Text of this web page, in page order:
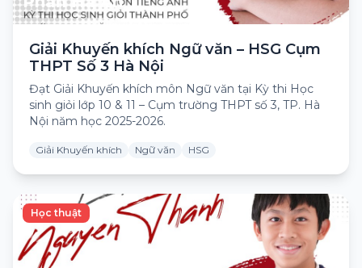
Giải Khuyến khích Ngữ văn – HSG Cụm
THPT Số 3 Hà Nội
Đạt Giải Khuyến khích môn Ngữ văn tại Kỳ thi Học
sinh giỏi lớp 10 & 11 – Cụm trường THPT số 3, TP. Hà
Nội năm học 2025-2026.
Giải Khuyến khích Ngữ văn HSG
Học thuật